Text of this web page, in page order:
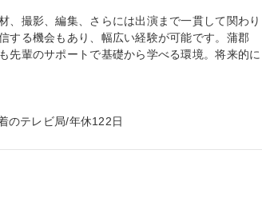
、撮影、編集、さらには出演まで一貫して関わり
する機会もあり、幅広い経験が可能です。蒲郡
先輩のサポートで基礎から学べる環境。将来的に
のテレビ局/年休122日